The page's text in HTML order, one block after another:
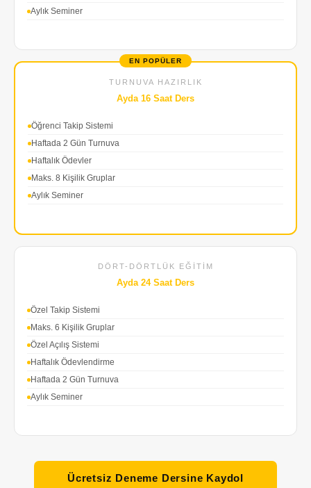
Aylık Seminer
EN POPÜLER
TURNUVA HAZIRLIK
Ayda 16 Saat Ders
Öğrenci Takip Sistemi
Haftada 2 Gün Turnuva
Haftalık Ödevler
Maks. 8 Kişilik Gruplar
Aylık Seminer
DÖRT-DÖRTLÜK EĞITIM
Ayda 24 Saat Ders
Özel Takip Sistemi
Maks. 6 Kişilik Gruplar
Özel Açılış Sistemi
Haftalık Ödevlendirme
Haftada 2 Gün Turnuva
Aylık Seminer
Ücretsiz Deneme Dersine Kaydol